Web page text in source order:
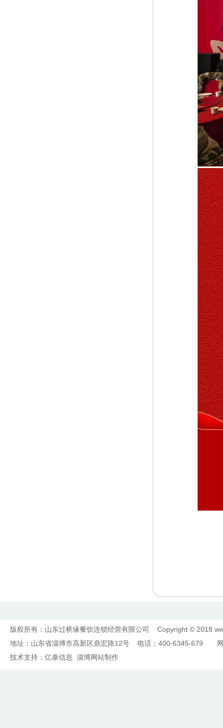
版权所有：山东过桥缘餐饮连锁经营有限公司 Copyright © 2018
地址：山东省淄博市高新区鼎宏路12号 电话：400-6345-679
技术支持： 亿泰信息 淄博网站制作